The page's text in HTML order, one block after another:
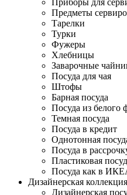
Приборы для
Предметы
Тарелки
Турки
Фужеры
Хлебницы
Заварочные
Посуда для чая
Штофы
Барная посуда
Посуда из белого
Темная посуда
Посуда в кредит
Однотонная
Посуда в
Пластиковая
Посуда как в
Дизайнерская коллекция
Дизайнерская